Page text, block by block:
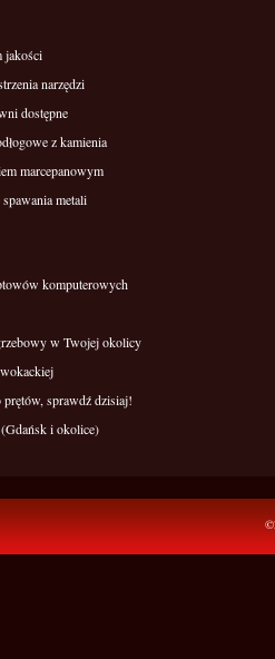
jakości
narzędzi
dostępne
z kamienia
marcepanowym
metali
komputerowych
w Twojej okolicy
sprawdź dzisiaj!
i okolice)